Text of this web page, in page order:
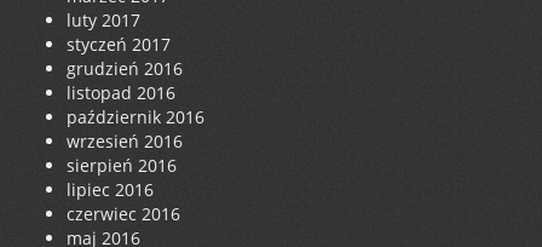
luty 2017
styczeń 2017
grudzień 2016
listopad 2016
październik 2016
wrzesień 2016
sierpień 2016
lipiec 2016
czerwiec 2016
maj 2016